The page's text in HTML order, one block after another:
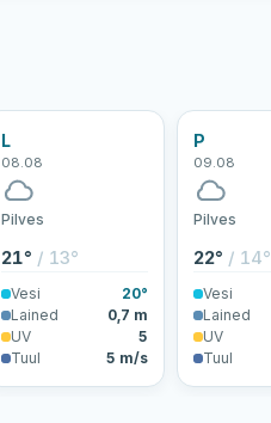
L
08.08
Pilves
21° / 13°
Vesi
20°
Lained
0,7 m
UV
5
Tuul
5 m/s
P
09.08
Pilves
22° / 14°
Vesi
Lained
UV
Tuul